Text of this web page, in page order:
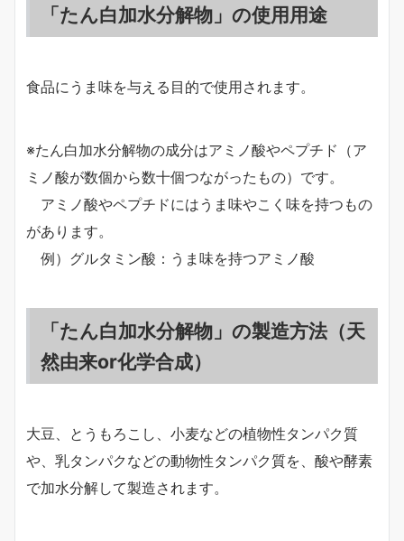
「たん白加水分解物」の使用用途
食品にうま味を与える目的で使用されます。
※たん白加水分解物の成分はアミノ酸やペプチド（ア
ミノ酸が数個から数十個つながったもの）です。
アミノ酸やペプチドにはうま味やこく味を持つもの
があります。
例）グルタミン酸：うま味を持つアミノ酸
「たん白加水分解物」の製造方法（天
然由来or化学合成）
大豆、とうもろこし、小麦などの植物性タンパク質
や、乳タンパクなどの動物性タンパク質を、酸や酵素
で加水分解して製造されます。